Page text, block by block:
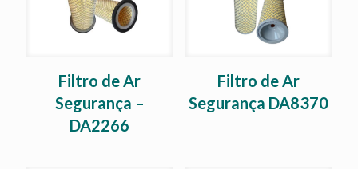
Filtro de Ar
Segurança –
DA2266
Filtro de Ar
Segurança DA8370